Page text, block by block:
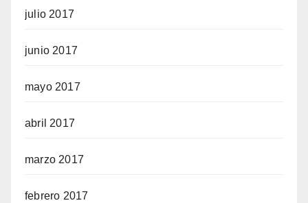
julio 2017
junio 2017
mayo 2017
abril 2017
marzo 2017
febrero 2017